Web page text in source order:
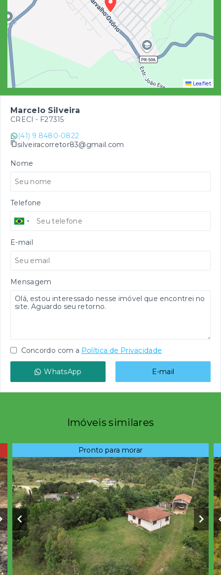
Leaflet
Marcelo Silveira
CRECI - F27315
(41) 9 8480-0822
silveiracorretor83@gmail.com
Nome
Telefone
E-mail
Mensagem
Concordo com a Política de Privacidade
WhatsApp E-mail
Imóveis similares
Pronto para morar